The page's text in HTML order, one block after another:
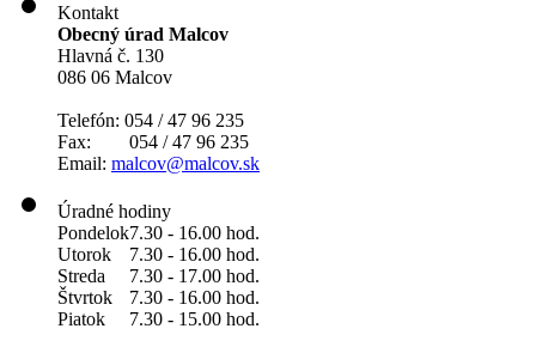
Kontakt
Obecný úrad Malcov
Hlavná č. 130
086 06 Malcov
Telefón: 054 / 47 96 235
Fax: 054 / 47 96 235
Email: malcov@malcov.sk
Úradné hodiny
Pondelok7.30 - 16.00 hod.
Utorok
7.30 - 16.00 hod.
Streda
7.30 - 17.00 hod.
Štvrtok
7.30 - 16.00 hod.
Piatok
7.30 - 15.00 hod.